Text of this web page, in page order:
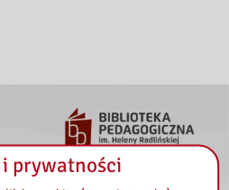
prywatności